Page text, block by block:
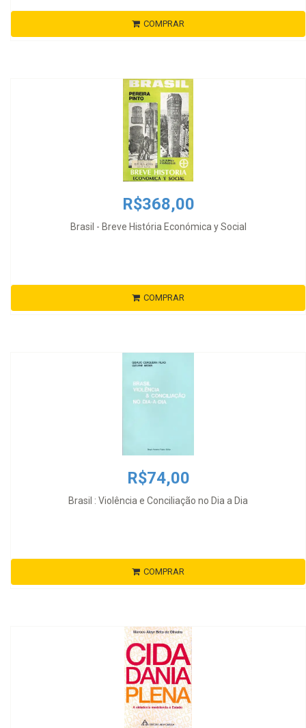
COMPRAR
R$368,00
Brasil - Breve História Económica y Social
COMPRAR
R$74,00
Brasil : Violência e Conciliação no Dia a Dia
COMPRAR